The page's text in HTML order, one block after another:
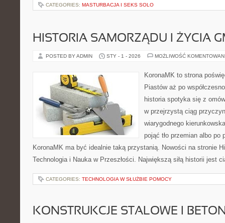
CATEGORIES: MASTURBACJA I SEKS SOLO
HISTORIA SAMORZĄDU I ŻYCIA
POSTED BY ADMIN STY - 1 - 2026 MOŻLIWOŚĆ
KoronaMK to strona
Piastów aż po
historia spotyka się z
w przejrzystą ciąg
wiarygodnego
pojąć tło przemian albo po
KoronaMK ma być idealnie taką przystanią. Nowości na stronie
Technologia i Nauka w Przeszłości. Największą siłą historii jest
CATEGORIES: TECHNOLOGIA W SŁUŻBIE POMOCY
KONSTRUKCJE STALOWE I